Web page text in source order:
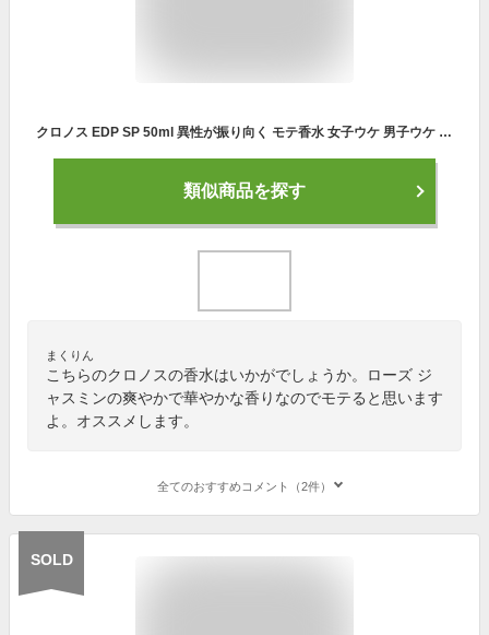
クロノス EDP SP 50ml 異性が振り向く モテ香水 女子ウケ 男子ウケ ユニセックス 香水 金木犀 メンズ レディース 男女兼用 男性 フェロモン ムスク ギフト 女性 誕生日 女友達 プレゼント 彼女 彼氏 ラッピング ローズ ジャスミン 香り
類似商品を探す
まくりん
こちらのクロノスの香水はいかがでしょうか。ローズ ジ
ャスミンの爽やかで華やかな香りなのでモテると思います
よ。オススメします。
全てのおすすめコメント（2件）
SOLD